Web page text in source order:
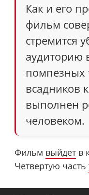
Как и его
фильм
стремится
аудиторию
помпезных
всадников
выполнен
человеком.
Фильм выйдет в
Четвертую часть